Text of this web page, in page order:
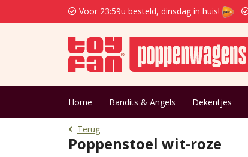
Voor 23:59u besteld, dinsdag in huis!
Home Bandits & Angels Dekentjes
Terug
Poppenstoel wit-roze